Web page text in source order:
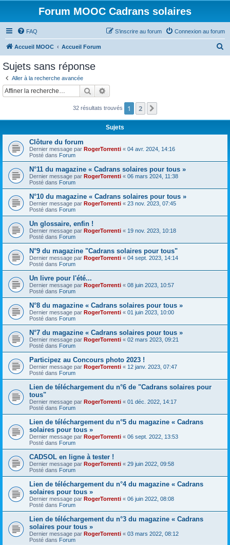
Forum MOOC Cadrans solaires
FAQ Connexion au forum
S’inscrire au forum
Accueil MOOC Accueil Forum
c
Sujets sans réponse
Aller à la recherche avancée
Rechercher
32 résultats trouvés 1 2
Sujets
Clôture du forum
Dernier message par RogerTorrenti « 04 avr. 2024, 14:16
Posté dans Forum
N°11 du magazine « Cadrans solaires pour tous »
Dernier message par RogerTorrenti « 06 mars 2024, 11:38
Posté dans Forum
N°10 du magazine « Cadrans solaires pour tous »
Dernier message par RogerTorrenti « 23 nov. 2023, 07:45
Posté dans Forum
Un glossaire, enfin !
Dernier message par RogerTorrenti « 19 nov. 2023, 10:18
Posté dans Forum
N°9 du magazine "Cadrans solaires pour tous"
Dernier message par RogerTorrenti « 04 sept. 2023, 14:14
Posté dans Forum
Un livre pour l'été...
Dernier message par RogerTorrenti « 08 juin 2023, 10:57
Posté dans Forum
N°8 du magazine « Cadrans solaires pour tous »
Dernier message par RogerTorrenti « 01 juin 2023, 10:00
Posté dans Forum
N°7 du magazine « Cadrans solaires pour tous »
Dernier message par RogerTorrenti « 02 mars 2023, 09:21
Posté dans Forum
Participez au Concours photo 2023 !
Dernier message par RogerTorrenti « 12 janv. 2023, 07:47
Posté dans Forum
Lien de téléchargement du n°6 de "Cadrans solaires pour
tous"
Dernier message par RogerTorrenti « 01 déc. 2022, 14:17
Posté dans Forum
Lien de téléchargement du n°5 du magazine « Cadrans
solaires pour tous »
Dernier message par RogerTorrenti « 06 sept. 2022, 13:53
Posté dans Forum
CADSOL en ligne à tester !
Dernier message par RogerTorrenti « 29 juin 2022, 09:58
Posté dans Forum
Lien de téléchargement du n°4 du magazine « Cadrans
solaires pour tous »
Dernier message par RogerTorrenti « 06 juin 2022, 08:08
Posté dans Forum
Lien de téléchargement du n°3 du magazine « Cadrans
solaires pour tous »
Dernier message par RogerTorrenti « 03 mars 2022, 08:12
Posté dans Forum